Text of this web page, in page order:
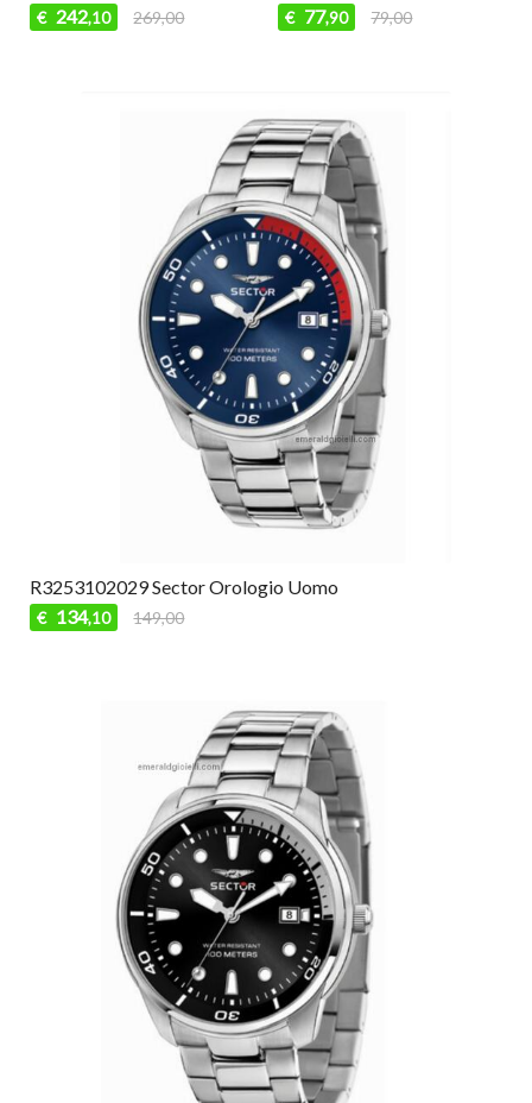
€ 242,10 269,00 € 77,90 79,00
R3253102029 Sector Orologio Uomo
€ 134,10 149,00